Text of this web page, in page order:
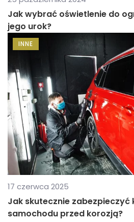
Jak wybrać oświetlenie do
jego urok?
INNE
17 czerwca 2025
Jak skutecznie zabezpieczyć
samochodu przed korozją?